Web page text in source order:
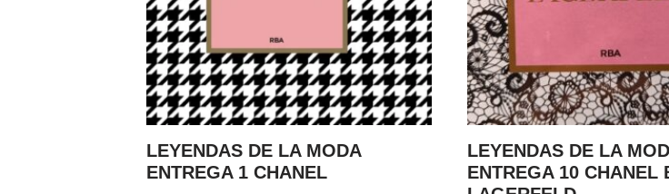
LEYENDAS DE LA MODA
ENTREGA 1 CHANEL
LEYENDAS DE LA
ENTREGA 10 CHANEL